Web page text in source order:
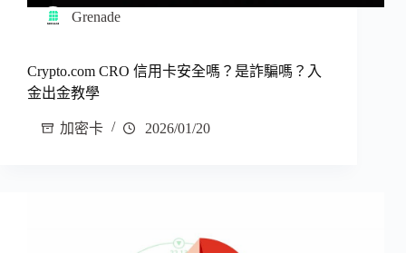
Grenade
Crypto.com CRO 信用卡安全嗎？是詐騙嗎？入
金出金教學
加密卡 2026/01/20